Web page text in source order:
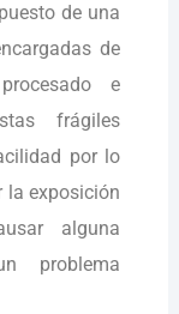
de una
de
e
frágiles
por lo
la exposición
alguna
problema